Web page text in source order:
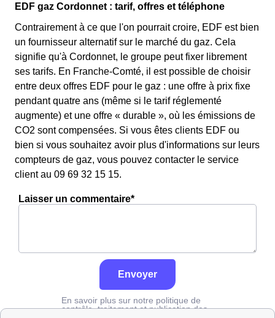
EDF gaz Cordonnet : tarif, offres et téléphone
Contrairement à ce que l'on pourrait croire, EDF est bien
un fournisseur alternatif sur le marché du gaz. Cela
signifie qu'à Cordonnet, le groupe peut fixer librement
ses tarifs. En Franche-Comté, il est possible de choisir
entre deux offres EDF pour le gaz : une offre à prix fixe
pendant quatre ans (même si le tarif réglementé
augmente) et une offre « durable », où les émissions de
CO2 sont compensées. Si vous êtes clients EDF ou
bien si vous souhaitez avoir plus d'informations sur leurs
compteurs de gaz, vous pouvez contacter le service
client au 09 69 32 15 15.
Laisser un commentaire*
Envoyer
En savoir plus sur notre politique de
contrôle, traitement et publication des